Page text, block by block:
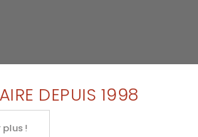
DEPUIS 1998
plus !